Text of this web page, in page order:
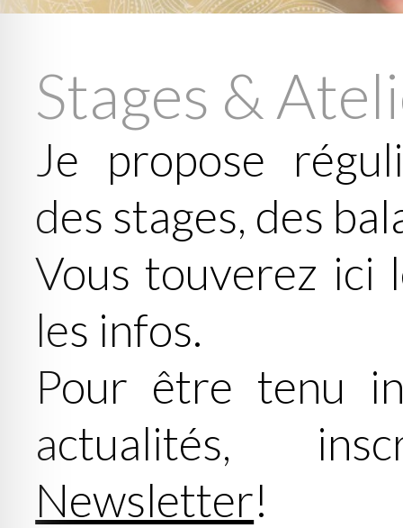
Stages &
Je propose
des stages, des
Vous touverez ici
les infos.
Pour être tenu
actualités,
Newsletter!